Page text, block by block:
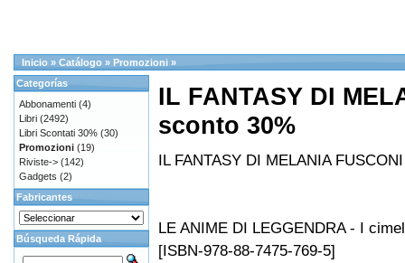
Inicio » Catálogo » Promozioni »
IL FANTASY DI
sconto 30%
IL FANTASY DI MELANIA
LE ANIME DI LEGGENDRA - I
[ISBN-978-88-7475-769-5]
Categorías
Abbonamenti (4)
Libri (2492)
Libri Scontati 30% (30)
Promozioni (19)
Riviste-> (142)
Gadgets (2)
Fabricantes
Búsqueda Rápida